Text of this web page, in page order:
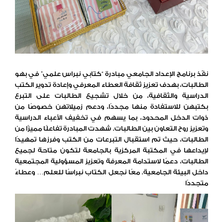
نفّذ برنامج الإعداد الجامعي مبادرة “كتابي نبراس علمي” في بهو
الطالبات، بهدف تعزيز ثقافة العطاء المعرفي وإعادة تدوير الكتب
الدراسية والثقافية، من خلال تشجيع الطالبات على التبرع
بكتبهن للاستفادة منها مجددًا، ودعم زميلاتهن خصوصًا من
ذوات الدخل المحدود، بما يسهم في تخفيف الأعباء الدراسية
وتعزيز روح التعاون بين الطالبات. شهدت المبادرة تفاعلًا مميزًا من
الطالبات، حيث تم استقبال التبرعات من الكتب وفرزها تمهيدًا
لإيداعها في المكتبة المركزية بالجامعة لتكون متاحة لجميع
الطالبات، دعمًا لاستدامة المعرفة وتعزيز المسؤولية المجتمعية
داخل البيئة الجامعية. معًا نجعل الكتاب نبراسًا للعلم… وعطاءً
متجددًا